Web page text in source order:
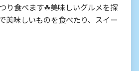
り食べます☘美味しいグルメを探
美味しいものを食べたり、スイー